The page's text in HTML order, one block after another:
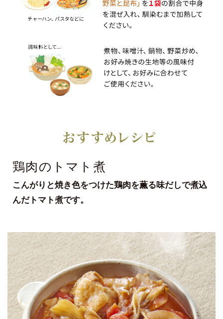
鶏肉のトマト煮
こんがりと焼き色をつけた鶏肉を薫る味だしで煮込
んだトマト煮です。